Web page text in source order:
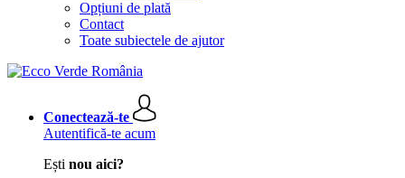
Opțiuni de plată
Contact
Toate subiectele de ajutor
Conectează-te
Autentifică-te acum
Ești nou aici?